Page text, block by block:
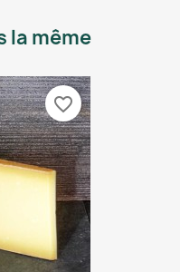
la même
favorite_border